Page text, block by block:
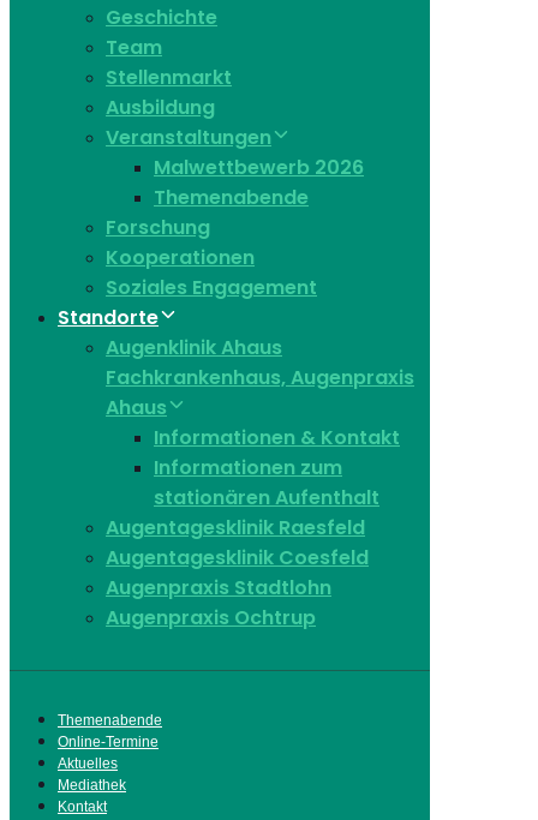
Geschichte
Team
Stellenmarkt
Ausbildung
Veranstaltungen
Malwettbewerb 2026
Themenabende
Forschung
Kooperationen
Soziales Engagement
Standorte
Augenklinik Ahaus
Fachkrankenhaus, Augenpraxis
Ahaus
Informationen & Kontakt
Informationen zum
stationären Aufenthalt
Augentagesklinik Raesfeld
Augentagesklinik Coesfeld
Augenpraxis Stadtlohn
Augenpraxis Ochtrup
Themenabende
Online-Termine
Aktuelles
Mediathek
Kontakt